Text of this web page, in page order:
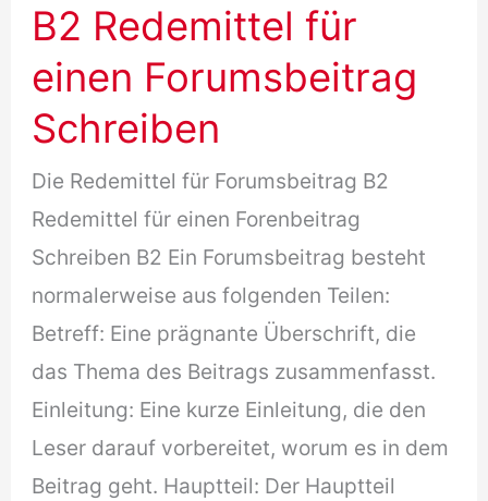
+
B2 Redemittel für
einen Forumsbeitrag
Schreiben
Die Redemittel für Forumsbeitrag B2
Redemittel für einen Forenbeitrag
Schreiben B2 Ein Forumsbeitrag besteht
normalerweise aus folgenden Teilen:
Betreff: Eine prägnante Überschrift, die
das Thema des Beitrags zusammenfasst.
Einleitung: Eine kurze Einleitung, die den
Leser darauf vorbereitet, worum es in dem
Beitrag geht. Hauptteil: Der Hauptteil